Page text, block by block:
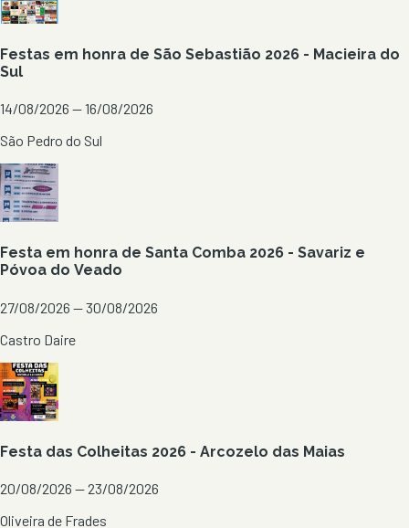
Festas em honra de São Sebastião 2026 - Macieira do
Sul
14/08/2026 — 16/08/2026
São Pedro do Sul
Festa em honra de Santa Comba 2026 - Savariz e
Póvoa do Veado
27/08/2026 — 30/08/2026
Castro Daire
Festa das Colheitas 2026 - Arcozelo das Maias
20/08/2026 — 23/08/2026
Oliveira de Frades